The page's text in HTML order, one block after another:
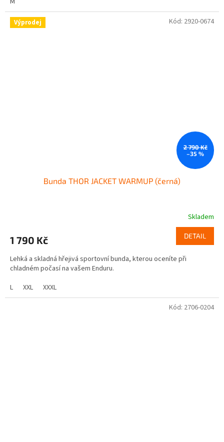
Výprodej
2 790 Kč
–35 %
Bunda THOR JACKET WARMUP (černá)
Skladem
1 790 Kč DETAIL
Lehká a skladná hřejivá sportovní bunda, kterou oceníte při
chladném počasí na vašem Enduru.
L
XXL XXXL
Kód: 2920-0674
Kód: 2706-0204